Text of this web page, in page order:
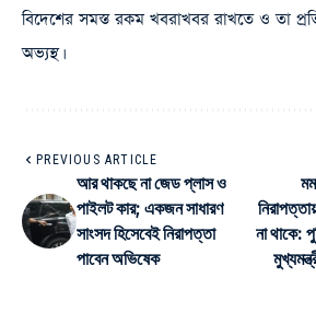
বিদেশের সমস্ত রকম খবরাখবর রাখতে ও তা
অভ্যস্থ।
PREVIOUS ARTICLE
আর থাকছে না জেড প্লাস ও
পাইলট কার; একজন সাধারণ
সাংসদ হিসেবেই নিরাপত্তা
পাবেন অভিষেক
না থাকে: